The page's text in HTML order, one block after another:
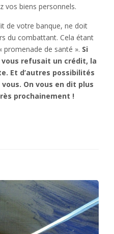
vos biens personnels.
de votre banque, ne doit
du combattant. Cela étant
promenade de santé ». Si
refusait un crédit, la
Et d’autres possibilités
On vous en dit plus
prochainement !